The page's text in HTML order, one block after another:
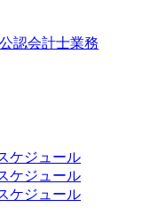
ケジュール
ケジュール
ケジュール